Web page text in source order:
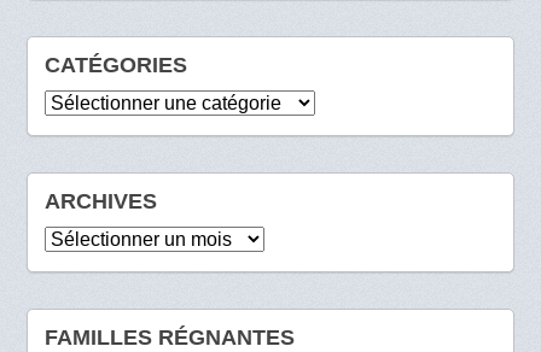
CATÉGORIES
Catégories
ARCHIVES
Archives
FAMILLES RÉGNANTES